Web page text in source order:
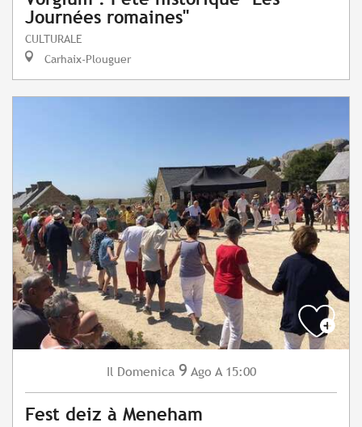
Journées romaines"
CULTURALE
Carhaix-Plouguer
Il Domenica 9 Ago A 15:00
Fest deiz à Meneham